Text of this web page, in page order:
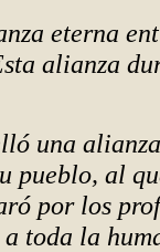
eterna
alianza
una
pueblo, al
por los
toda la